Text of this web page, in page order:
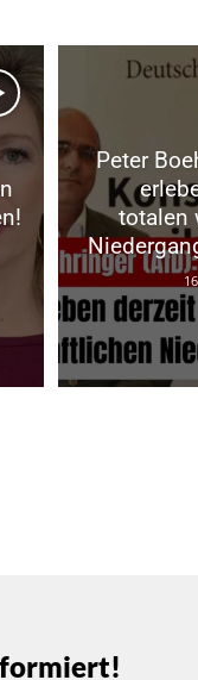
Peter
totalen